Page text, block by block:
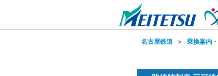
名古屋鉄道 ＞ 乗換案内